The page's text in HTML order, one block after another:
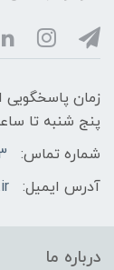
پنج شنبه تا
شماره تماس:
آدرس ایمیل:
درباره ما